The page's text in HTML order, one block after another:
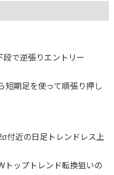
段で逆張りエントリー
短期足を使って順張り押し
付近の日足トレンドレス上
トップトレンド転換狙いの